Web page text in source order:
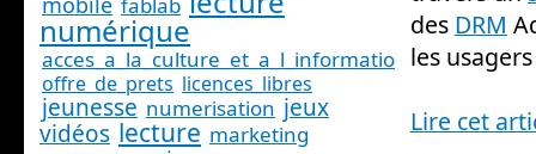
des DRM
les
Lire cet
fablab
numérique
acces_a_la_culture_et_a_l_information_
offre_de_prets licences_libres
jeunesse numerisation jeux
vidéos lecture marketing